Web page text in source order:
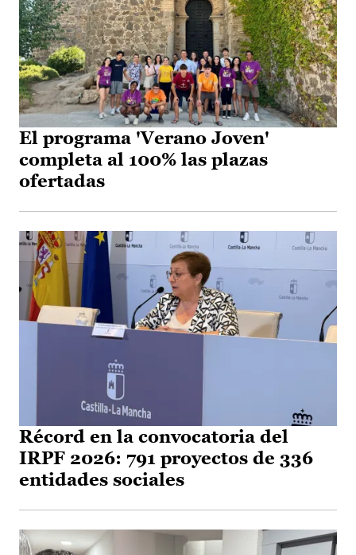
El programa 'Verano Joven'
completa al 100% las plazas
ofertadas
Récord en la convocatoria del
IRPF 2026: 791 proyectos de 336
entidades sociales